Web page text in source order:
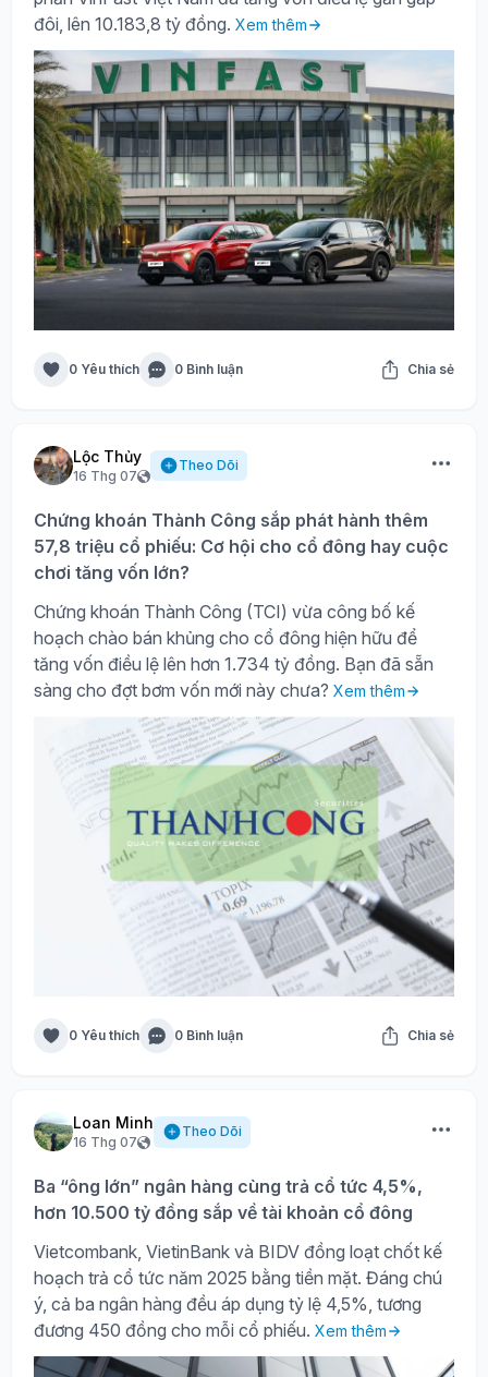
đôi, lên 10.183,8 tỷ đồng. Xem thêm
0 Yêu thích 0 Bình luận Chia sẻ
Lộc Thủy
16 Thg 07
Theo Dõi
Chứng khoán Thành Công sắp phát hành thêm
57,8 triệu cổ phiếu: Cơ hội cho cổ đông hay cuộc
chơi tăng vốn lớn?
Chứng khoán Thành Công (TCI) vừa công bố kế
hoạch chào bán khủng cho cổ đông hiện hữu để
tăng vốn điều lệ lên hơn 1.734 tỷ đồng. Bạn đã sẵn
sàng cho đợt bơm vốn mới này chưa? Xem thêm
0 Yêu thích 0 Bình luận Chia sẻ
Loan Minh
16 Thg 07
Theo Dõi
Ba “ông lớn” ngân hàng cùng trả cổ tức 4,5%,
hơn 10.500 tỷ đồng sắp về tài khoản cổ đông
Vietcombank, VietinBank và BIDV đồng loạt chốt kế
hoạch trả cổ tức năm 2025 bằng tiền mặt. Đáng chú
ý, cả ba ngân hàng đều áp dụng tỷ lệ 4,5%, tương
đương 450 đồng cho mỗi cổ phiếu. Xem thêm